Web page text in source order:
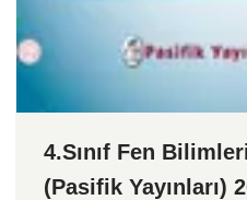
4.Sınıf Fen
(Pasifik Yayınları)